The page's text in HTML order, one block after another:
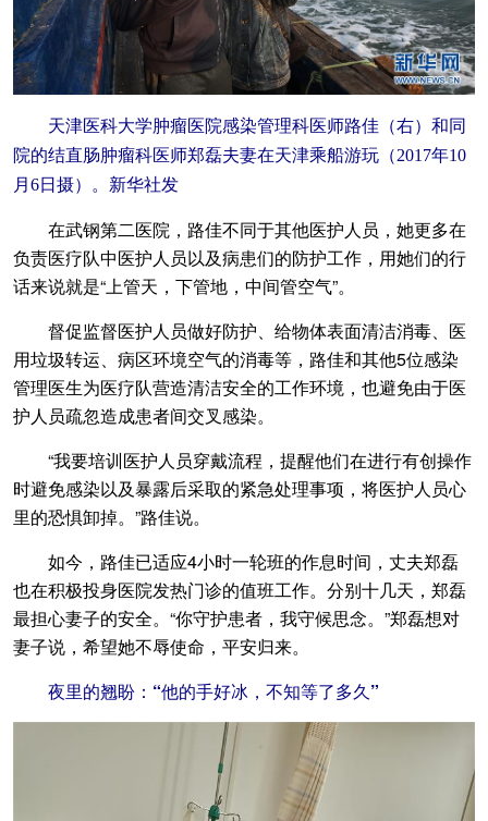
天津医科大学肿瘤医院感染管理科医师路佳（右）和同
院的结直肠肿瘤科医师郑磊夫妻在天津乘船游玩（2017年10
月6日摄）。新华社发
在武钢第二医院，路佳不同于其他医护人员，她更多在
负责医疗队中医护人员以及病患们的防护工作，用她们的行
话来说就是“上管天，下管地，中间管空气”。
督促监督医护人员做好防护、给物体表面清洁消毒、医
用垃圾转运、病区环境空气的消毒等，路佳和其他5位感染
管理医生为医疗队营造清洁安全的工作环境，也避免由于医
护人员疏忽造成患者间交叉感染。
“我要培训医护人员穿戴流程，提醒他们在进行有创操作
时避免感染以及暴露后采取的紧急处理事项，将医护人员心
里的恐惧卸掉。”路佳说。
如今，路佳已适应4小时一轮班的作息时间，丈夫郑磊
也在积极投身医院发热门诊的值班工作。分别十几天，郑磊
最担心妻子的安全。“你守护患者，我守候思念。”郑磊想对
妻子说，希望她不辱使命，平安归来。
夜里的翘盼：“他的手好冰，不知等了多久”